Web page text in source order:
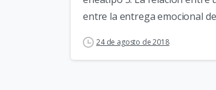
entre la entrega emocional
24 de agosto de 2018